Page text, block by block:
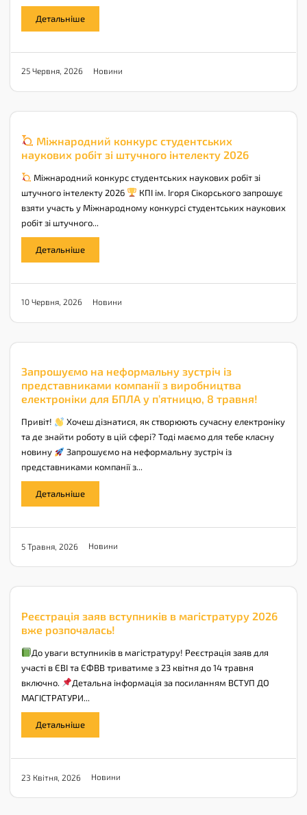
25 Червня, 2026 Новини
Детальніше
Міжнародний конкурс студентських
наукових робіт зі штучного інтелекту 2026
10 Червня, 2026 Новини
Міжнародний конкурс студентських наукових робіт зі
штучного інтелекту 2026
КПІ ім. Ігоря Сікорського запрошує
взяти участь у Міжнародному конкурсі студентських наукових
робіт зі штучного...
Детальніше
Запрошуємо на неформальну зустріч із
представниками компанії з виробництва
електроніки для БПЛА у п’ятницю, 8 травня!
5 Травня, 2026 Новини
Привіт!
Хочеш дізнатися, як створюють сучасну електроніку
та де знайти роботу в цій сфері? Тоді маємо для тебе класну
новину
Запрошуємо на неформальну зустріч із
представниками компанії з...
Детальніше
Реєстрація заяв вступників в магістратуру 2026
вже розпочалась!
23 Квітня, 2026 Новини
До уваги вступників в магістратуру! Реєстрація заяв для
участі в ЄВІ та ЄФВВ триватиме з 23 квітня до 14 травня
включно.
Детальна інформація за посиланням ВСТУП ДО
МАГІСТРАТУРИ...
Детальніше